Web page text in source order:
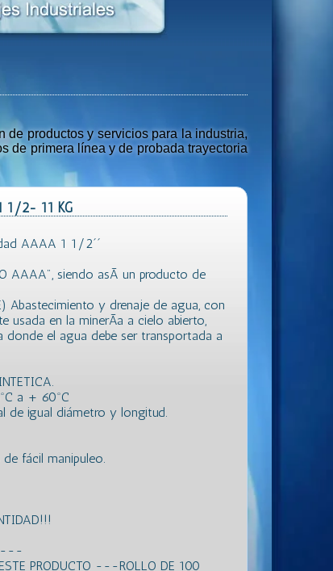
de productos y servicios para la industria,
de primera línea y de probada trayectoria
1/2- 11 KG
AAAA 1 1/2´´
AAAA", siendo asÃ­ un producto de
Abastecimiento y drenaje de agua, con
usada en la minerÃ­a a cielo abierto,
donde el agua debe ser transportada a
a + 60ºC
de igual diámetro y longitud.
fácil manipuleo.
PRODUCTO ---ROLLO DE 100